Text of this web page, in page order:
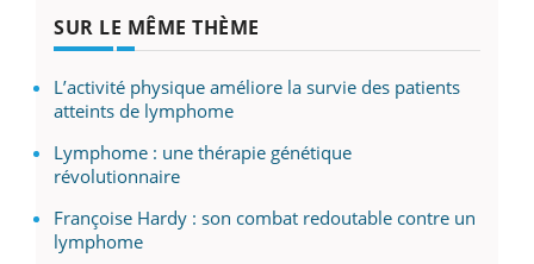
SUR LE MÊME THÈME
L’activité physique améliore la survie des patients
atteints de lymphome
Lymphome : une thérapie génétique
révolutionnaire
Françoise Hardy : son combat redoutable contre un
lymphome